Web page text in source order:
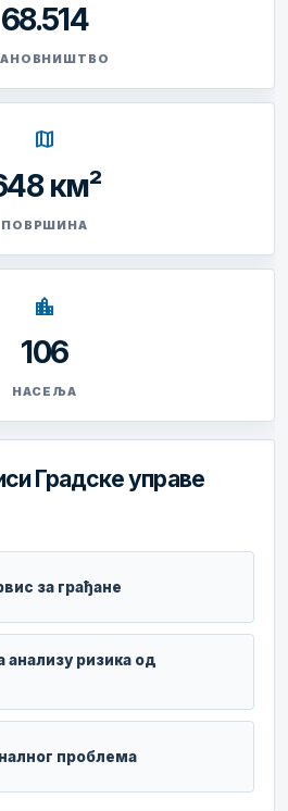
68.514
map
км²
ПОВРШИНА
location_city
106
НАСЕЉА
Градске управе
за грађане
анализу ризика од
проблема